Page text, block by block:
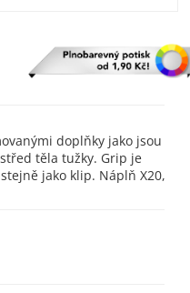
doplňky jako jsou
těla tužky. Grip je
jako klip. Náplň X20,